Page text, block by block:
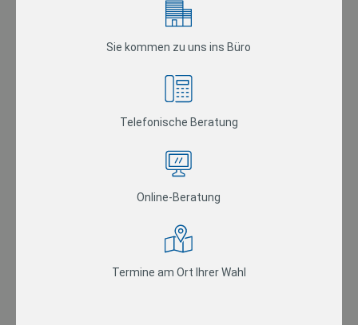
Sie kommen zu uns ins Büro
Telefonische Beratung
Online-Beratung
Termine am Ort Ihrer Wahl